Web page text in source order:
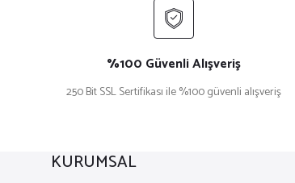
%100 Güvenli Alışveriş
250 Bit SSL Sertifikası ile %100 güvenli alışveriş
KURUMSAL